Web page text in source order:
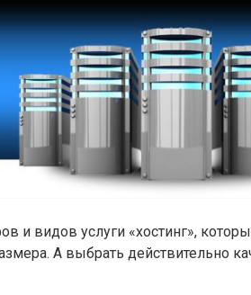
видов услуги «хостинг»,
А выбрать действительно